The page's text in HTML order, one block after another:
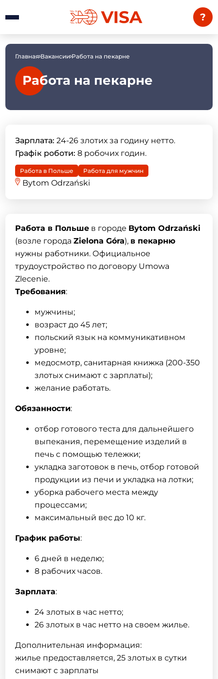
?
Главная Вакансии Работа на пекарне
Работа на пекарне
Зарплата: 24-26 злотих за годину нетто.
Графік роботи: 8 робочих годин.
Работа в Польше Работа для мужчин
Bytom Odrzański
Работа в Польше в городе Bytom Odrzański
(возле городаZielona Góra), в пекарню
нужны работники. Официальное
трудоустройство по договору Umowa
Zlecenie.
Требования:
мужчины;
возраст до 45 лет;
польский язык на коммуникативном
уровне;
медосмотр, санитарная книжка (200-350
злотых снимают с зарплаты);
желание работать.
Обязанности:
отбор готового теста для дальнейшего
выпекания, перемещение изделий в
печь с помощью тележки;
укладка заготовок в печь, отбор готовой
продукции из печи и укладка на лотки;
уборка рабочего места между
процессами;
максимальный вес до 10 кг.
График работы:
6 дней в неделю;
8 рабочих часов.
Зарплата:
24 злотых в час нетто;
26 злотых в час нетто на своем жилье.
Дополнительная информация:
жилье предоставляется, 25 злотых в сутки
снимают с зарплаты